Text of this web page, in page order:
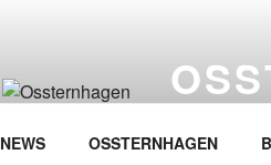
NEWS OSSTERNHAGEN